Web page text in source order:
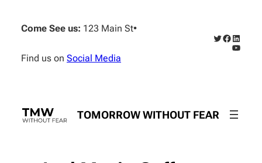
content
Come See us: 123 Main St•
Find us on Social Media
Twitter
Facebook
TOMORROW WITHOUT FEAR